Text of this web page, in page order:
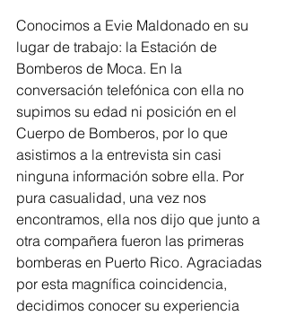
Conocimos a Evie Maldonado en su
lugar de trabajo: la Estación de
Bomberos de Moca. En la
conversación telefónica con ella no
supimos su edad ni posición en el
Cuerpo de Bomberos, por lo que
asistimos a la entrevista sin casi
ninguna información sobre ella. Por
pura casualidad, una vez nos
encontramos, ella nos dijo que junto a
otra compañera fueron las primeras
bomberas en Puerto Rico. Agraciadas
por esta magnífica coincidencia,
decidimos conocer su experiencia